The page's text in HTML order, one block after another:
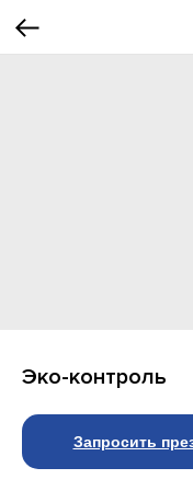
Эко-контроль
Запросить